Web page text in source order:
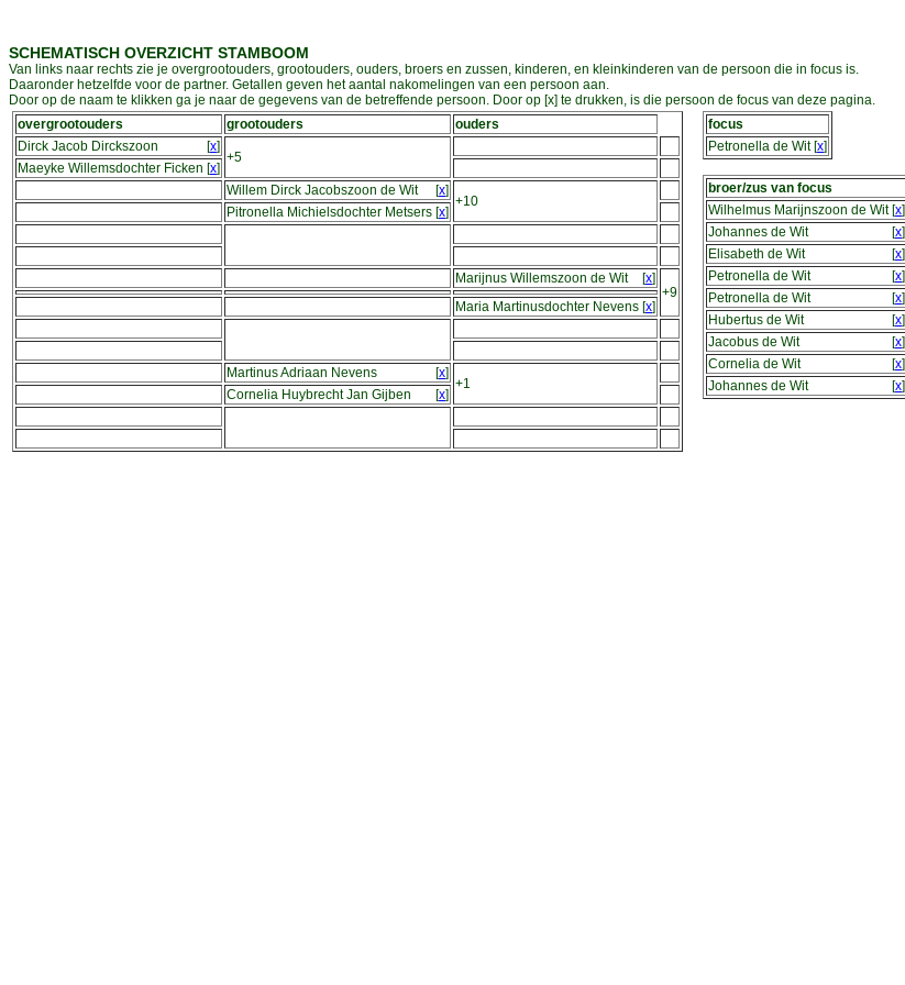
SCHEMATISCH OVERZICHT STAMBOOM
Van links naar rechts zie je overgrootouders, grootouders, ouders, broers en zussen, kinderen, en kleinkinderen van de persoon die in focus is.
Daaronder hetzelfde voor de partner. Getallen geven het aantal nakomelingen van een persoon aan.
Door op de naam te klikken ga je naar de gegevens van de betreffende persoon. Door op [x] te drukken, is die persoon de focus van deze pagina.
overgrootouders
grootouders
ouders
Dirck Jacob Dirckszoon
[x]
+5
Maeyke Willemsdochter Ficken [x]
Willem Dirck Jacobszoon de Wit
[x]
+10
Pitronella Michielsdochter Metsers [x]
Marijnus Willemszoon de Wit [x]
+9
Maria Martinusdochter Nevens [x]
Martinus Adriaan Nevens [x]
+1
Cornelia Huybrecht Jan Gijben [x]
focus
Petronella de Wit[x]
broer/zus van focus
Wilhelmus Marijnszoon de Wit[x]
Johannes de Wit
[x]
Elisabeth de Wit
[x]
Petronella de Wit
[x]
Petronella de Wit
[x]
Hubertus de Wit
[x]
Jacobus de Wit
[x]
Cornelia de Wit
[x]
Johannes de Wit
[x]